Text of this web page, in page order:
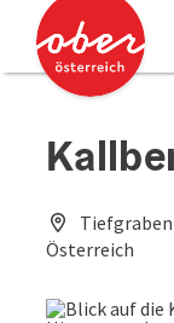
Zum Inhalt
Zum
Österreich